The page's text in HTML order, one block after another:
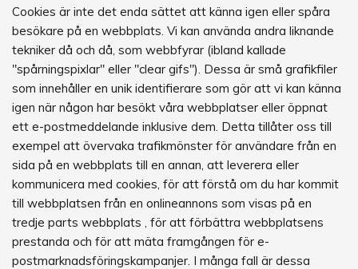
Cookies är inte det enda sättet att känna igen eller spåra
besökare på en webbplats. Vi kan använda andra liknande
tekniker då och då, som webbfyrar (ibland kallade
"spårningspixlar" eller "clear gifs"). Dessa är små grafikfiler
som innehåller en unik identifierare som gör att vi kan känna
igen när någon har besökt våra webbplatser eller öppnat
ett e-postmeddelande inklusive dem. Detta tillåter oss till
exempel att övervaka trafikmönster för användare från en
sida på en webbplats till en annan, att leverera eller
kommunicera med cookies, för att förstå om du har kommit
till webbplatsen från en onlineannons som visas på en
tredje parts webbplats , för att förbättra webbplatsens
prestanda och för att mäta framgången för e-
postmarknadsföringskampanjer. I många fall är dessa